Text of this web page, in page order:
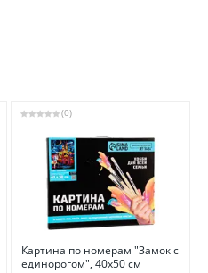
(0)
Картина по номерам "Замок с
единорогом", 40х50 см